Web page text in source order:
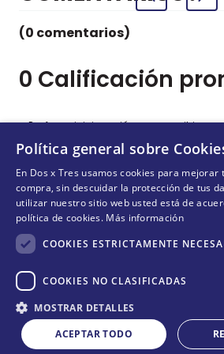
Cantidad
＋
－
0 Calificación
(0 comentarios)
Por favor, inicia sesión para escribir un
Más reciente Todos
No hay comentarios.
¡NO TE PIERDAS
¡Suscríbete y entérate de todas
Política general sobre
En Dos x Tres usamos cookies para mejorar
compra, sin descuidar la protección de tus
utilizar nuestro sitio web usted está de
política de cookies. Más información
COOKIES ESTRICTAMENTE
COOKIES NO CLASIFICADAS
MOSTRAR DETALLES
ACEPTAR TODO